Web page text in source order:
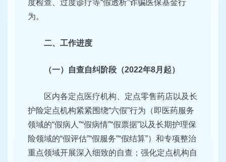
度检查、过度诊疗等“假透析”诈骗医保基金行
为。
二、工作进度
（一）自查自纠阶段（2022年8月起）
区内各定点医疗机构、定点零售药店以及长
护险定点机构紧紧围绕“六假”行为（即医药服务
领域的“假病人”“假病情”“假票据”以及长期护理保
险领域的“假评估”“假服务”“假结算”）和专项整治
重点领域开展深入细致的自查；强化定点机构自